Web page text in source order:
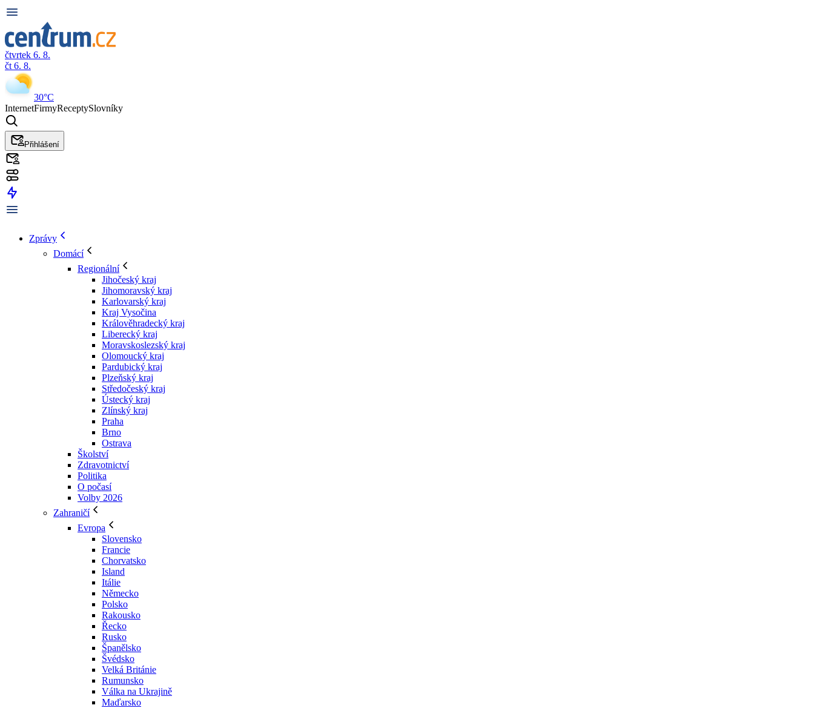
čtvrtek 6. 8.
čt 6. 8.
30°C
InternetFirmyReceptySlovníky
Přihlášení
Zprávy
Domácí
Regionální
Jihočeský kraj
Jihomoravský kraj
Karlovarský kraj
Kraj Vysočina
Králověhradecký kraj
Liberecký kraj
Moravskoslezský kraj
Olomoucký kraj
Pardubický kraj
Plzeňský kraj
Středočeský kraj
Ústecký kraj
Zlínský kraj
Praha
Brno
Ostrava
Školství
Zdravotnictví
Politika
O počasí
Volby 2026
Zahraničí
Evropa
Slovensko
Francie
Chorvatsko
Island
Itálie
Německo
Polsko
Rakousko
Řecko
Rusko
Španělsko
Švédsko
Velká Británie
Rumunsko
Válka na Ukrajině
Maďarsko